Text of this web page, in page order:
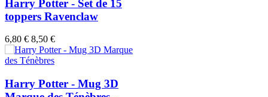
Harry Potter - Set de 15
toppers Ravenclaw
6,80 € 8,50 €
Harry Potter - Mug 3D